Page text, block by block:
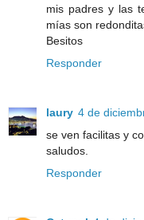
mis padres y las
mías son
Besitos
Responder
laury 4 de
se ven facilitas y
saludos.
Responder